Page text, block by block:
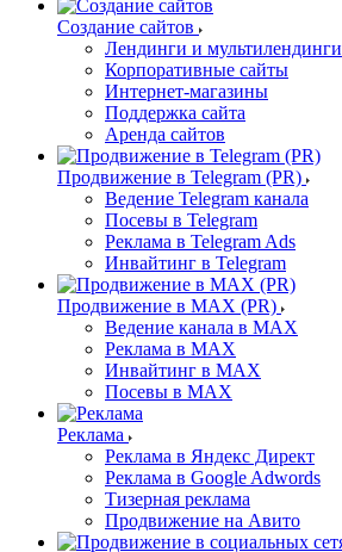
Создание сайтов
Лендинги и мультилендинги
Корпоративные сайты
Интернет-магазины
Поддержка сайта
Аренда сайтов
Продвижение в Telegram (PR)
Ведение Telegram канала
Посевы в Telegram
Реклама в Telegram Ads
Инвайтинг в Telegram
Продвижение в MAX (PR)
Ведение канала в MAX
Реклама в MAX
Инвайтинг в MAX
Посевы в MAX
Реклама
Реклама в Яндекс Директ
Реклама в Google Adwords
Тизерная реклама
Продвижение на Авито